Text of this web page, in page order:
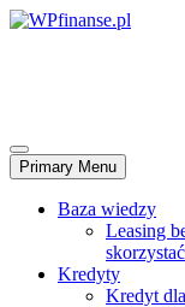
Skip
Primary Menu
Baza wiedzy
Leasing
Kredyty
Kredyt